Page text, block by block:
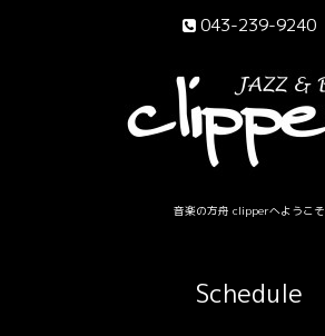
043-239-9240
音楽の方舟 clipperへようこそ
Schedule